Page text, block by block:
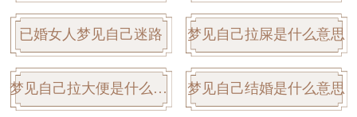
已婚女人梦见自己迷路 梦见自己拉屎是什么意思
梦见自己拉大便是什么意思 梦见自己结婚是什么意思